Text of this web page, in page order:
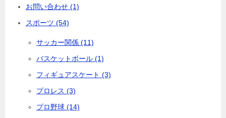
お問い合わせ (1)
スポーツ (54)
サッカー関係 (11)
バスケットボール (1)
フィギュアスケート (3)
プロレス (3)
プロ野球 (14)